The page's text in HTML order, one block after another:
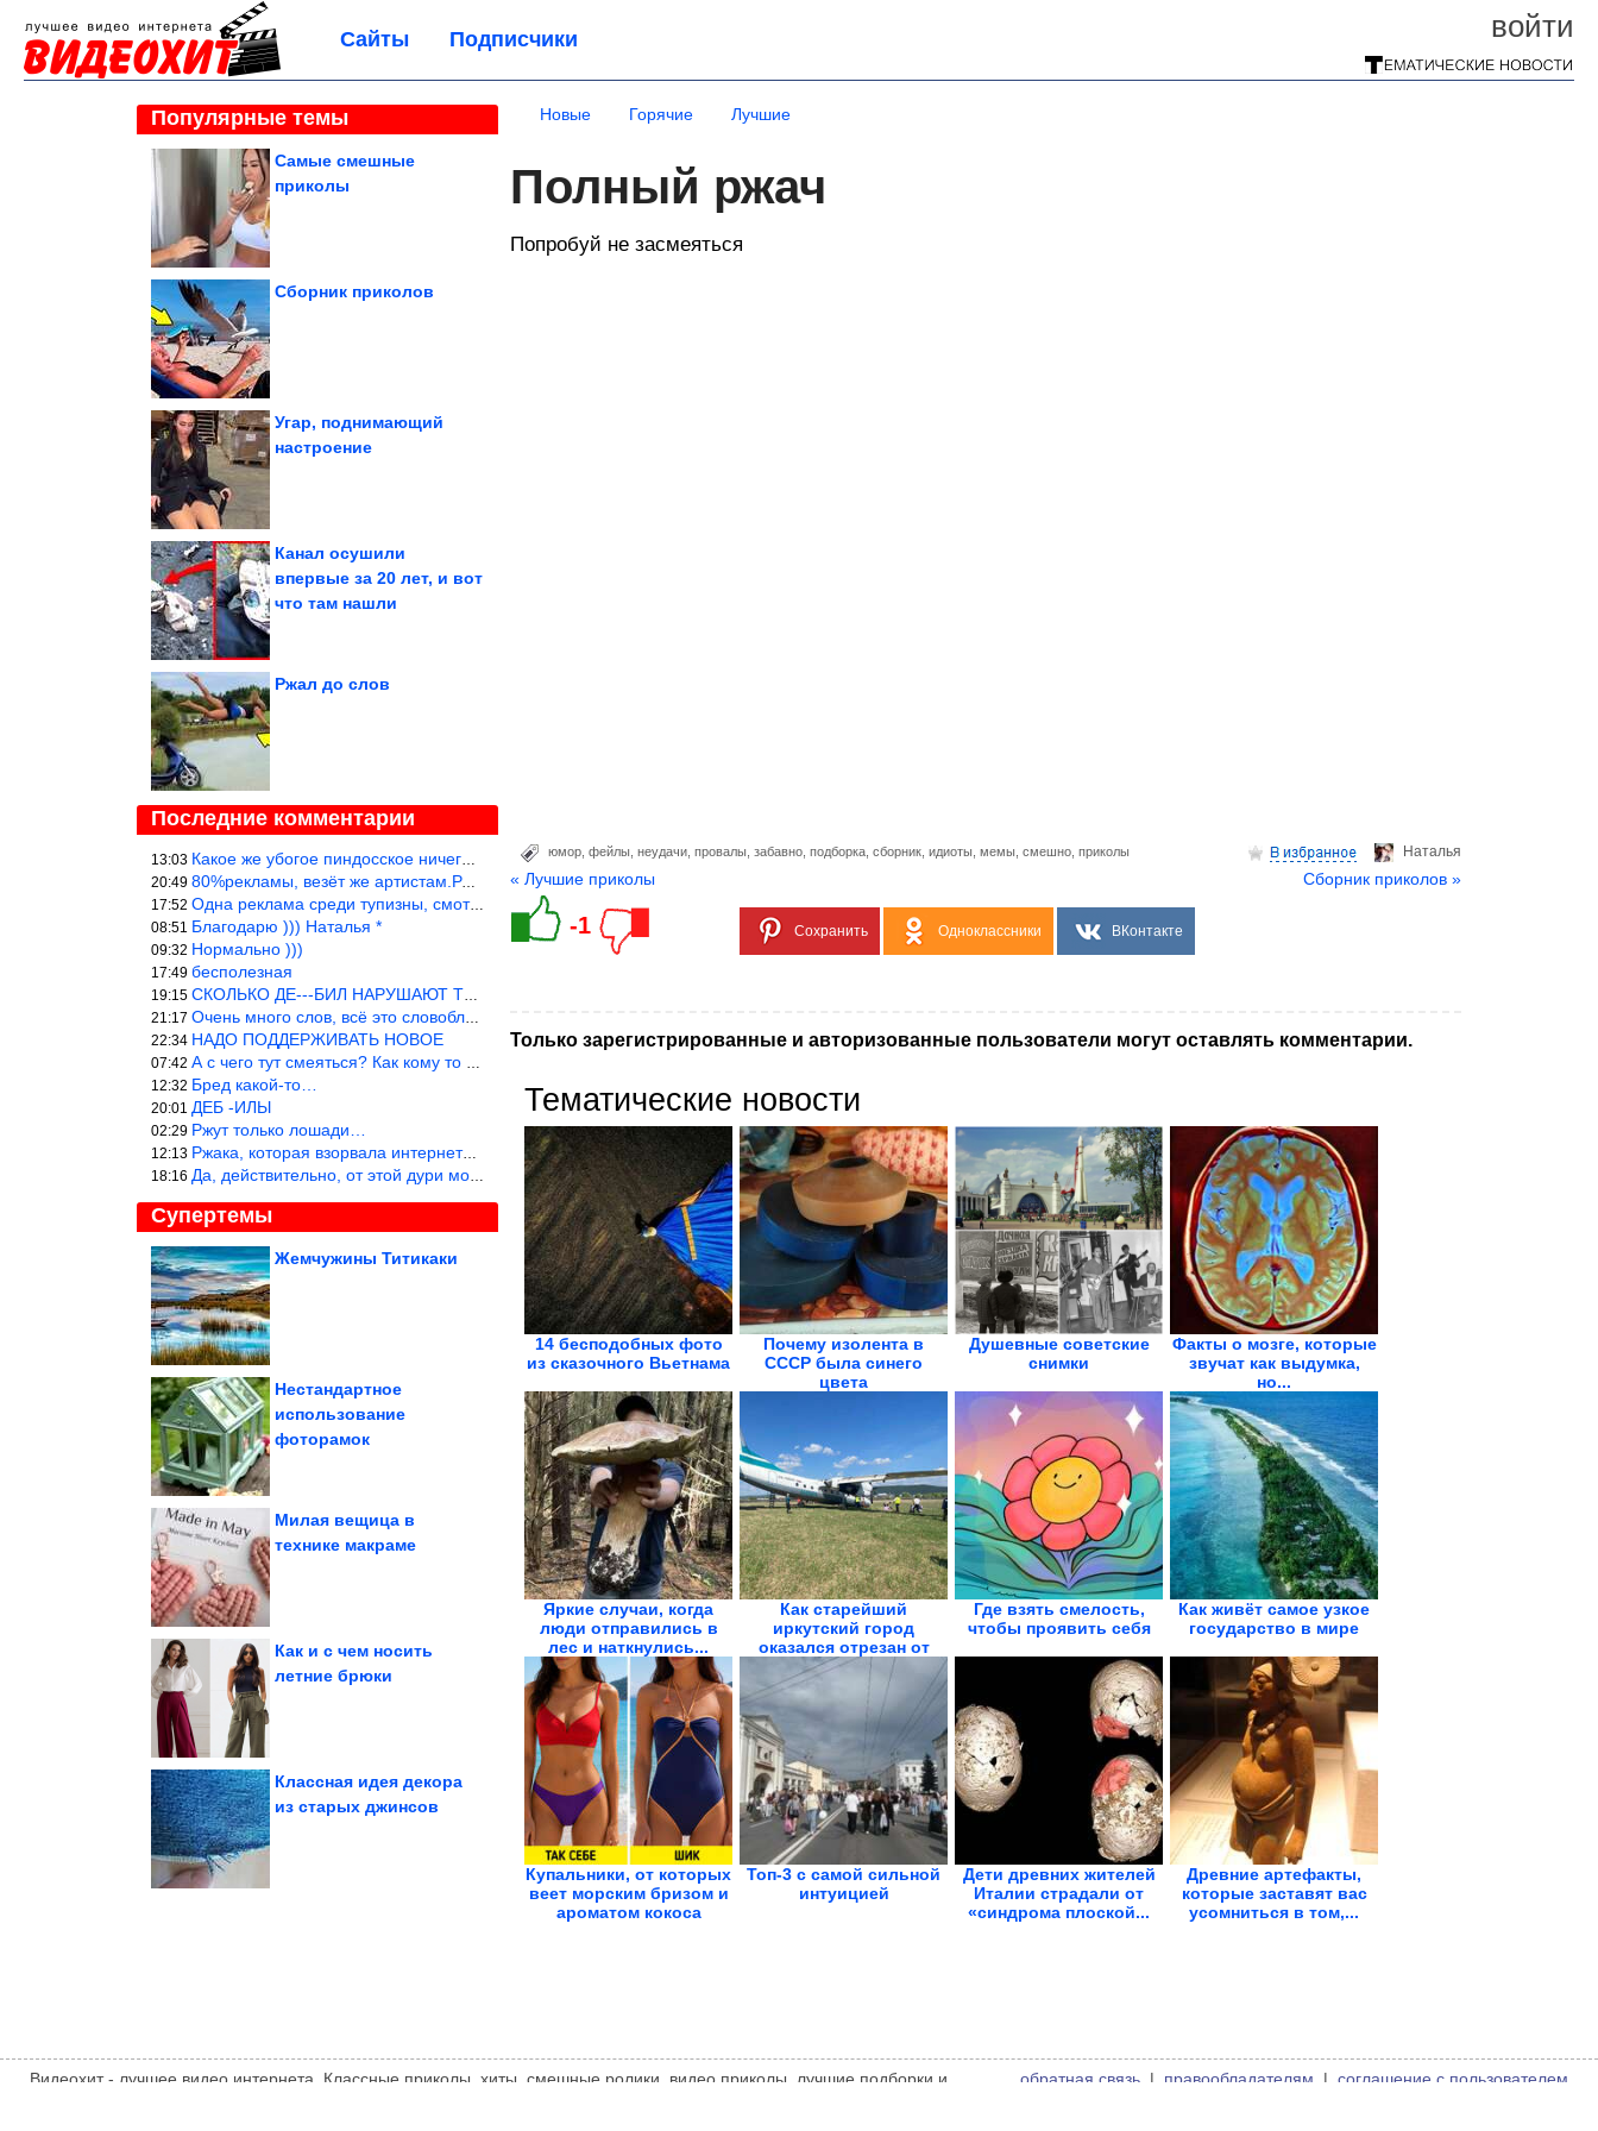
войти
Сайты Подписчики
Популярные темы
Самые смешные
приколы
Сборник приколов
Угар, поднимающий
настроение
Канал осушили
впервые за 20 лет, и вот
что там нашли
Ржал до слов
Последние комментарии
13:03 Какое же убогое пиндосское ничего. Наташ, и не стыдно такую фигн
20:49 80%рекламы, везёт же артистам.Режиссёры, сценаристы вы где или к
17:52 Одна реклама среди тупизны, смотреть невозможно.
08:51 Благодарю ))) Наталья *
09:32 Нормально )))
17:49 бесполезная
19:15 СКОЛЬКО ДЕ---БИЛ НАРУШАЮТ ТЕХНИКУ БЕЗОПАСНОСТИ
21:17 Очень много слов, всё это словоблудие можно было уложить в 1 мин
22:34 НАДО ПОДДЕРЖИВАТЬ НОВОЕ
07:42 А с чего тут смеяться? Как кому то больно? Не смешно.
12:32 Бред какой-то…
20:01 ДЕБ -ИЛЫ
02:29 Ржут только лошади…
12:13 Ржака, которая взорвала интернет? Нет, количество рекламы выводи
18:16 Да, действительно, от этой дури можно ржать до слёз.
Супертемы
Жемчужины Титикаки
Как просчитался
Нестандартное
использование
фоторамок
Милая вещица в
технике макраме
Как и с чем носить
летние брюки
Классная идея декора
из старых джинсов
Почему всё больше
Новые Горячие Лучшие
Полный ржач
Попробуй не засмеяться
Hаталья
юмор фейлы неудачи провалы забавно подборка сборник идиоты мемы смешно приколы
« Лучшие приколы Сборник приколов »
-1 Сохранить Одноклассники ВКонтакте
Только зарегистрированные и авторизованные пользователи могут оставлять комментарии.
Тематические новости
14 бесподобных фото
из сказочного Вьетнама
Почему изолента в
СССР была синего
цвета
Душевные советские
снимки
Факты о мозге, которые
звучат как выдумка,
но...
Яркие случаи, когда
люди отправились в
лес и наткнулись...
Как старейший
иркутский город
оказался отрезан от
мира....
Где взять смелость,
чтобы проявить себя
Как живёт самое узкое
государство в мире
Купальники, от которых
веет морским бризом и
ароматом кокоса
Топ-3 с самой сильной
интуицией
Дети древних жителей
Италии страдали от
«синдрома плоской...
Древние артефакты,
которые заставят вас
усомниться в том,...
Видеохит - лучшее видео интернета. Классные приколы, хиты, смешные ролики, видео приколы, лучшие подборки и
обратная связь | правообладателям | соглашение с пользователем